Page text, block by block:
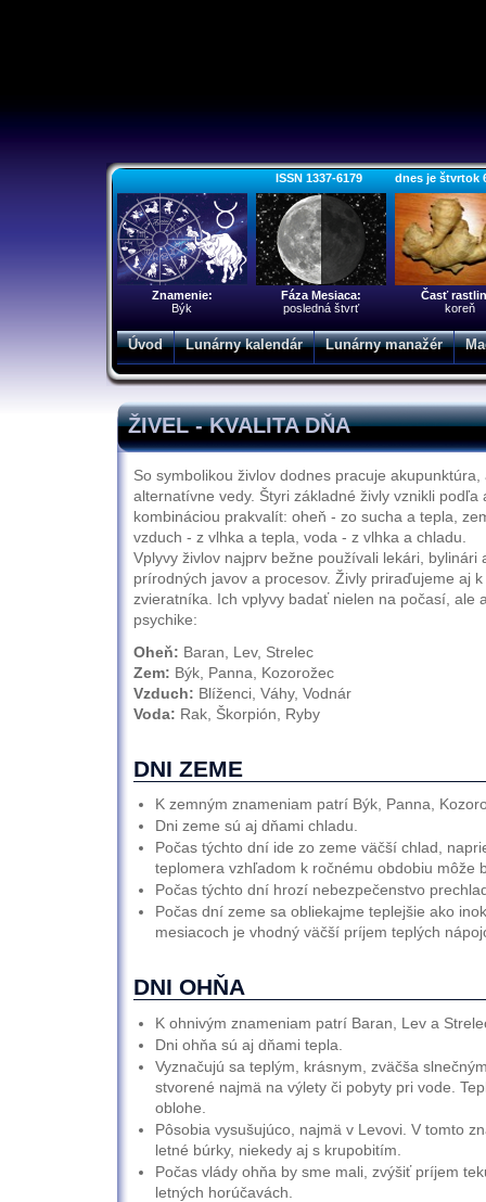
ISSN 1337-6179 dnes je štvrtok
Znamenie:
Býk
Fáza Mesiaca:
posledná štvrť
Časť
koreň
Úvod Lunárny kalendár Lunárny manažér
ŽIVEL - KVALITA DŇA
So symbolikou živlov dodnes pracuje
alternatívne vedy. Štyri základné živly vznikli podľa
kombináciou prakvalít: oheň - zo sucha a tepla,
vzduch - z vlhka a tepla, voda - z vlhka a chladu.
Vplyvy živlov najprv bežne používali lekári, bylinári
prírodných javov a procesov. Živly priraďujeme aj
zvieratníka. Ich vplyvy badať nielen na počasí, ale
psychike:
Oheň: Baran, Lev, Strelec
Zem: Býk, Panna, Kozorožec
Vzduch: Blíženci, Váhy, Vodnár
Voda: Rak, Škorpión, Ryby
DNI ZEME
K zemným znameniam patrí Býk, Panna,
Dni zeme sú aj dňami chladu.
Počas týchto dní ide zo zeme väčší chlad,
teplomera vzhľadom k ročnému obdobiu môže
Počas týchto dní hrozí nebezpečenstvo
Počas dní zeme sa obliekajme teplejšie ako
mesiacoch je vhodný väčší príjem teplých
DNI OHŇA
K ohnivým znameniam patrí Baran, Lev a
Dni ohňa sú aj dňami tepla.
Vyznačujú sa teplým, krásnym, zväčša
stvorené najmä na výlety či pobyty pri vode.
oblohe.
Pôsobia vysušujúco, najmä v Levovi. V tomto
letné búrky, niekedy aj s krupobitím.
Počas vlády ohňa by sme mali, zvýšiť príjem
letných horúčavách.